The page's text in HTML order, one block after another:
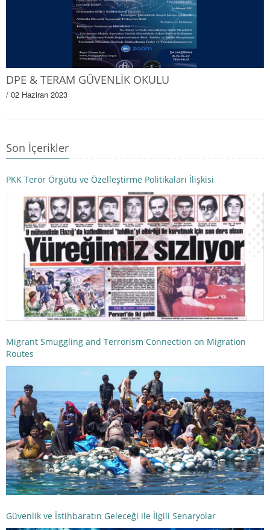
DPE & TERAM GÜVENLİK OKULU
/ 02 Haziran 2023
Son İçerikler
PKK Terör Örgütü ve Özelleştirme Politikaları İlişkisi
Migrant Smuggling and Terrorism Connection on Migration
Routes
Güvenlik ve İstihbaratın Geleceği ile İlgili Senaryolar